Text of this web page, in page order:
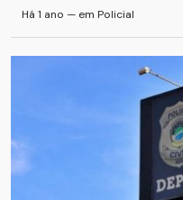
Há 1 ano — em Policial